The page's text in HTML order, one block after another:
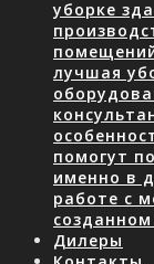
уборке
лучшая
помогут
именно в
работе с
Дилеры